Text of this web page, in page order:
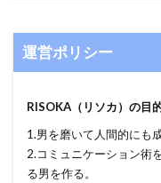
運営ポリシー
RISOKA（リソカ）の目
1.男を磨いて人間的にも
2.コミュニケーション術
る男を作る。